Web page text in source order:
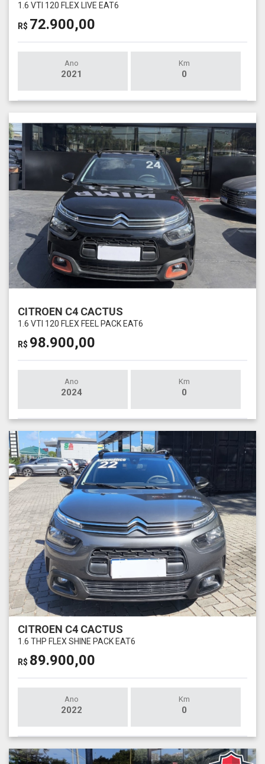
1.6 VTI 120 FLEX LIVE EAT6
R$ 72.900,00
Ano
2021
Km
0
CITROEN C4 CACTUS
1.6 VTI 120 FLEX FEEL PACK EAT6
R$ 98.900,00
Ano
2024
Km
0
CITROEN C4 CACTUS
1.6 THP FLEX SHINE PACK EAT6
R$ 89.900,00
Ano
2022
Km
0